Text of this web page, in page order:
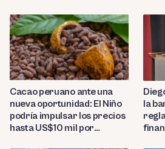
Cacao peruano ante una
nueva oportunidad: El Niño
podría impulsar los precios
hasta US$10 mil por
la